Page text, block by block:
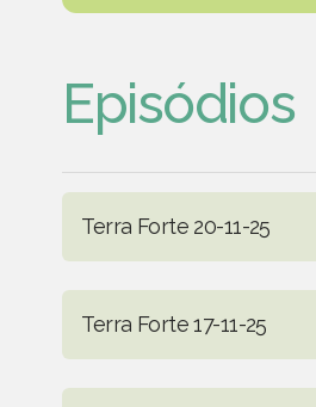
Episódios
Terra Forte 20-11-25
Terra Forte 17-11-25